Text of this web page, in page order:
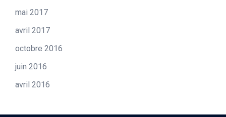
mai 2017
avril 2017
octobre 2016
juin 2016
avril 2016